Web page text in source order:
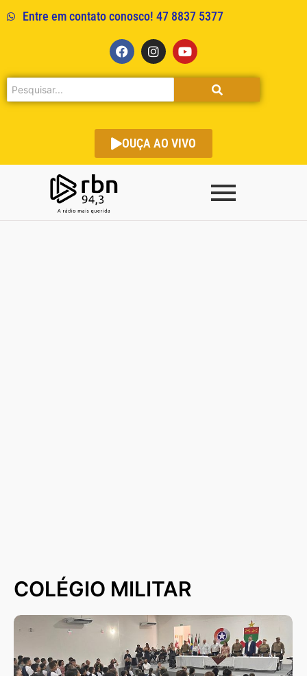
Entre em contato conosco! 47 8837 5377
OUÇA AO VIVO
COLÉGIO MILITAR